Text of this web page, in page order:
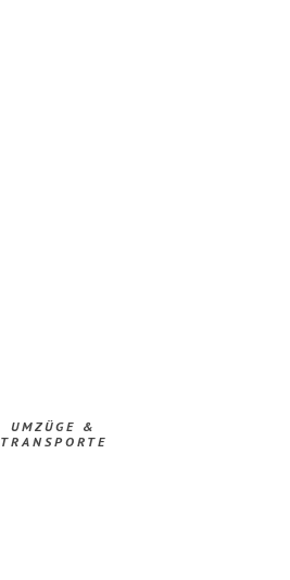
UMZÜGE &
TRANSPORTE